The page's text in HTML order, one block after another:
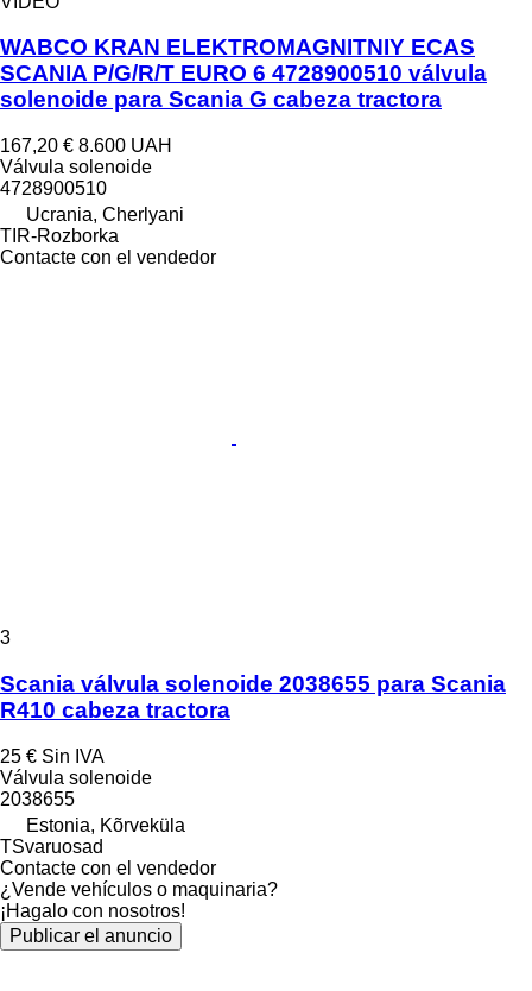
WABCO KRAN ELEKTROMAGNITNIY ECAS
SCANIA P/G/R/T EURO 6 4728900510 válvula
solenoide para Scania G cabeza tractora
167,20 € 8.600 UAH
Válvula solenoide
4728900510
Ucrania, Cherlyani
TIR-Rozborka
Contacte con el vendedor
3
Scania válvula solenoide 2038655 para Scania
R410 cabeza tractora
25 € Sin IVA
Válvula solenoide
2038655
Estonia, Kõrveküla
TSvaruosad
Contacte con el vendedor
¿Vende vehículos o maquinaria?
¡Hagalo con nosotros!
Publicar el anuncio